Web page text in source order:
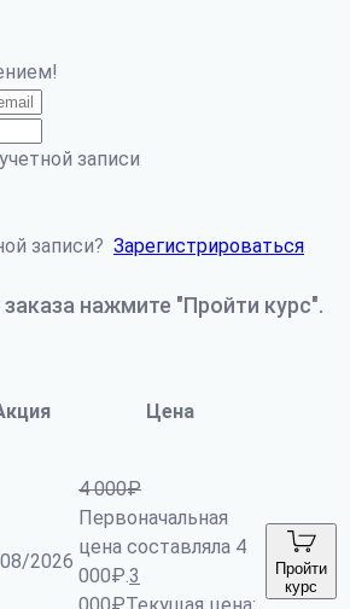
записи
записи? Зарегистрироваться
нажмите "Пройти курс".
Цена
2026
4 000₽
Первоначальная
цена составляла 4
000₽.3
Пройти
курс